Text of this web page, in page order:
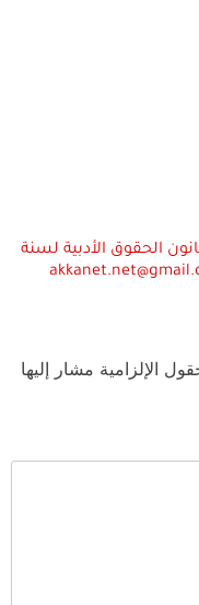
المضامين بموجب بند 27 أ لقانون الحقوق الأدبية لسنة
الإلزامية مشار إليها